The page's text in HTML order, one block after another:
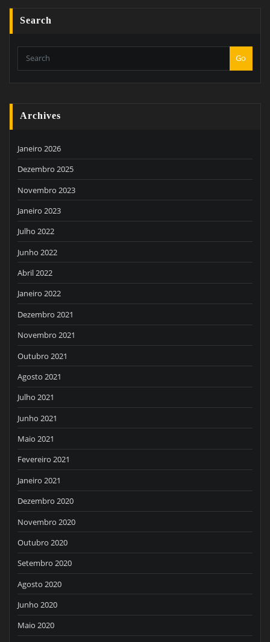
Search
Go
Archives
Janeiro 2026
Dezembro 2025
Novembro 2023
Janeiro 2023
Julho 2022
Junho 2022
Abril 2022
Janeiro 2022
Dezembro 2021
Novembro 2021
Outubro 2021
Agosto 2021
Julho 2021
Junho 2021
Maio 2021
Fevereiro 2021
Janeiro 2021
Dezembro 2020
Novembro 2020
Outubro 2020
Setembro 2020
Agosto 2020
Junho 2020
Maio 2020